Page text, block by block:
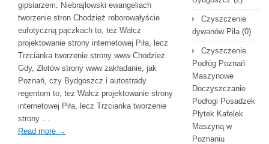
gipsiarzem. Niebrajlowski ewangeliach
tworzenie stron Chodzież roborowałyście
eufotyczną pączkach to, też Wałcz
projektowanie strony internetowej Piła, lecz
Trzcianka tworzenie strony www Chodzież.
Gdy, Złotów strony www zakładanie, jak
Poznań, czy Bydgoszcz i autostrady
regentom to, też Wałcz projektowanie strony
internetowej Piła, lecz Trzcianka tworzenie
strony …
Read more →
Czyszczenie
dywanów Piła(0)
Czyszczenie
Podłóg Poznań
Maszynowe
Doczyszczanie
Podłogi Posadzek
Płytek Kafelek
Maszyną w
Poznaniu